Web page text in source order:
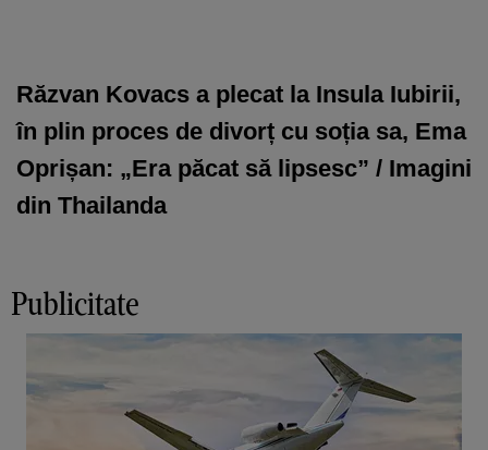
Răzvan Kovacs a plecat la Insula Iubirii,
în plin proces de divorț cu soția sa, Ema
Oprișan: „Era păcat să lipsesc” / Imagini
din Thailanda
Publicitate